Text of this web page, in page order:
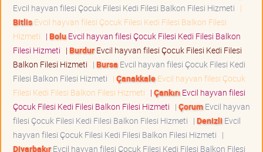
Evcil hayvan filesi Çocuk Filesi Kedi Filesi Balkon Filesi Hizmeti |
BitlisEvcil hayvan filesi Çocuk Filesi Kedi Filesi Balkon Filesi
Hizmeti | BoluEvcil hayvan filesi Çocuk Filesi Kedi Filesi Balkon
Filesi Hizmeti | BurdurEvcil hayvan filesi Çocuk Filesi Kedi Filesi
Balkon Filesi Hizmeti | Bursa Evcil hayvan filesi Çocuk Filesi Kedi
Filesi Balkon Filesi Hizmeti | ÇanakkaleEvcil hayvan filesi Çocuk
Filesi Kedi Filesi Balkon Filesi Hizmeti | Çankırı Evcil hayvan filesi
Çocuk Filesi Kedi Filesi Balkon Filesi Hizmeti | ÇorumEvcil hayvan
filesi Çocuk Filesi Kedi Filesi Balkon Filesi Hizmeti | Denizli Evcil
hayvan filesi Çocuk Filesi Kedi Filesi Balkon Filesi Hizmeti |
DiyarbakırEvcil hayvan filesi Çocuk Filesi Kedi Filesi Balkon Filesi